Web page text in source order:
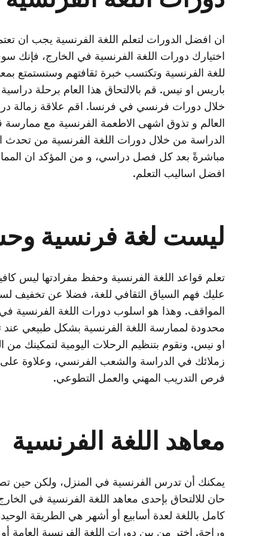
ان افضل الدورات لتعلم اللغة الفرنسية يجب ان
اختيارك دورات اللغة الفرنسية في الخارج، فإنك
للغة الفرنسية وتكتسب خبرة ثقافتهم وستستمتع
باريس او نيس. قم بالالتحاق هذا العام برحلة
خلال دورات فرنسي في فرنسا. اقم علاقة زمالة
العالم و تذوق اشهى الاطعمة الفرنسية مع ممارسة
الدراسة من خلال دورات اللغة الفرنسية من تحدث
مباشرةً بعد كل فصل دراسي، و من المؤكد ان
افضل اساليب التعلم.
ليست لغة فرنسية
تعلم قواعد اللغة الفرنسية وحفظ مفرادتها ليس
عليك فهم السياق الثقافي للغة، فضلا عن تخفيف
المواقف. وهذا هو اسلوب دورات اللغة
محدودة لممارسة اللغة الفرنسية بشكل طبيعي عند
او نيس. ونقوم بتنظيم الرحلات اليومية لتمكينك من
زملائك في الدراسة والشعب الفرنسي، وعلاوة
فرص التدريب المهني والعمل التطوعي.
معاهد اللغة الفرنسية
يمكنك أن تدرس الفرنسية في المنزل، ولكن حين
حان للالتحاق بإحدى معاهد اللغة الفرنسية في
كامل باللغة لعدة أسابيع أو أشهر هي الطريقة
وراحة. اختر من بين دورات اللغة الفرنسية العامة